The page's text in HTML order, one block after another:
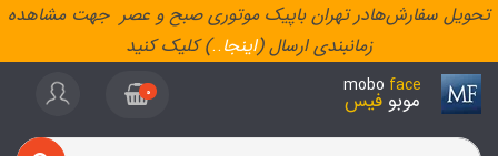
تحویل سفارش‌هادر تهران باپیک موتوری صبح و عصر جهت مشاهده
زمانبندی ارسال (اینجا..) کلیک کنید
mobo face
موبو فیس 0